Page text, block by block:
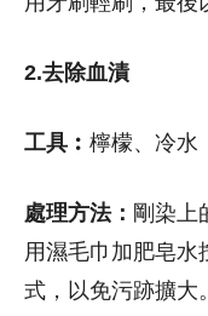
2.去除血漬
工具︰ 檸檬、冷水
處理方法： 剛染上
用濕毛巾加肥皂水
式，以免污跡擴大